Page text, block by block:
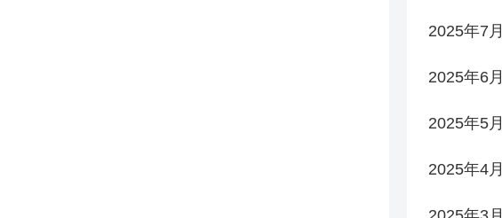
2025年7月
2025年6月
2025年5月
2025年4月